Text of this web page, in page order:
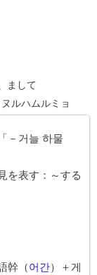
まして
ルハムルミョ
－거늘 하물
を表す：～する
幹（어간）＋게